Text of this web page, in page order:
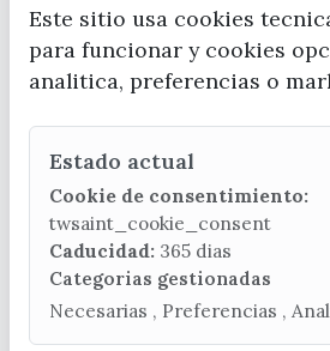
CONTACTA CON LA OFICINA DE
(+34) 952 541 104
C/ Poniente, 2. CP
Este sitio usa cookies
para funcionar y cookies
analitica, preferencias o
Estado actual
Cookie de consentimiento:
twsaint_cookie_consent
Caducidad: 365 dias
Categorias gestionadas
Necesarias ,